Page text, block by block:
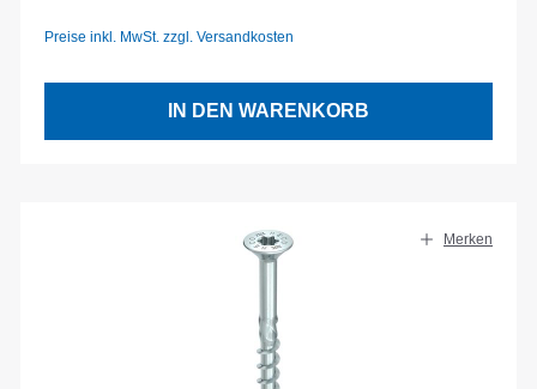
Preise inkl. MwSt. zzgl. Versandkosten
IN DEN WARENKORB
Merken